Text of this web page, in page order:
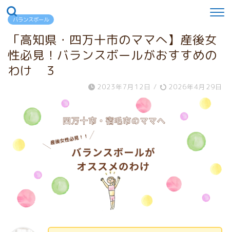
バランスボール
「高知県・四万十市のママへ】産後女
性必見！バランスボールがおすすめの
わけ ３
2023年7月12日 / 2026年4月29日